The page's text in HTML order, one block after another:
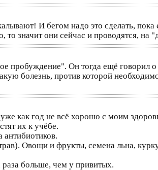
И бегом надо это сделать,
значит они сейчас и проводятся, на
пробуждение". Он тогда ещё говорил
болезнь, против которой
как год не всё хорошо с моим
их к учёбе.
антибиотиков.
Овощи и фрукты, семена льна,
больше, чем у привитых.